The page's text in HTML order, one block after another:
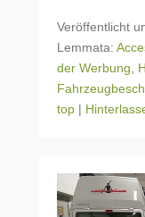
Veröffentlicht
Lemmata:
der Werbung
top |